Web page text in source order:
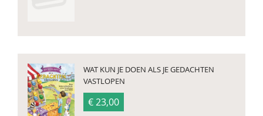
WAT KUN JE DOEN ALS JE GEDACHTEN
VASTLOPEN
€ 23,00